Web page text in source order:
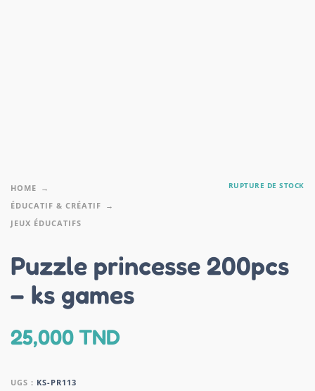
HOME
ÉDUCATIF & CRÉATIF
JEUX ÉDUCATIFS
RUPTURE DE STOCK
Puzzle princesse 200pcs
– ks games
25,000TND
UGS : KS-PR113